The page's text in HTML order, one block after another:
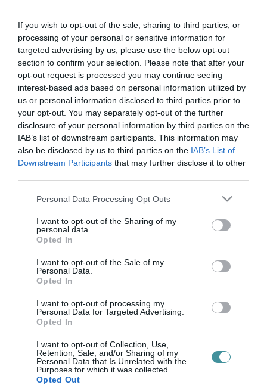
If you wish to opt-out of the sale, sharing to third parties, or
processing of your personal or sensitive information for
targeted advertising by us, please use the below opt-out
section to confirm your selection. Please note that after your
opt-out request is processed you may continue seeing
interest-based ads based on personal information utilized by
us or personal information disclosed to third parties prior to
your opt-out. You may separately opt-out of the further
disclosure of your personal information by third parties on the
IAB’s list of downstream participants. This information may
also be disclosed by us to third parties on the IAB’s List of
Downstream Participants that may further disclose it to other
Please note that this website/app uses one or more Google
not limited to your visit or usage behaviour. You may click to
grant or deny consent to Google and its third-party tags to
use your data for below specified purposes in below Google
consent section.
Personal Data Processing Opt Outs
I want to opt-out of the Sharing of my
personal data.
Opted In
I want to opt-out of the Sale of my
Personal Data.
Opted In
I want to opt-out of processing my
Personal Data for Targeted Advertising.
Opted In
I want to opt-out of Collection, Use,
Retention, Sale, and/or Sharing of my
Personal Data that Is Unrelated with the
Purposes for which it was collected.
Opted Out
Aki azt hitte, hogy mert véget ért a parlamenti szezon, ezért az
ellenzéki képviselők megregulázását céljának kitűző Kövér László
házelnök is megpihen, az nagyot tévedett: július 1-jén sikerült k...
ENYHÉBB BÜNTETÉST KÉRT A TARNAMÉRAI
CSECSEMŐGYILKOSSÁG MIATT ELÍTÉLT ANYA VÉDŐJE
2021. július 06|Riasztó
Ahogy arról korábban portálunk is beszámolt, az Egri
Törvényszék tizennegyedik életévét be nem töltött személy
sérelmére elkövetett emberölés bűntette miatt 10 év
fegyházbüntetésre és 10 év közü...
MASZKOT A MÁV ÉS A VOLÁN JÁRATAIN
A kormány döntésének megfelelően újra maszkhordási
kötelezettség lép életbe a MÁV-Volán-csoportnál. November 1-
Volánbusz állomásainak...
2021. november 01|Mindenki ügye
A Nemzetközi Labdarúgó Szövetség (FIFA) fegyelmi bizottsága
októberi angliai mérkőzésen történt rendzavarások miatt. A FIFA